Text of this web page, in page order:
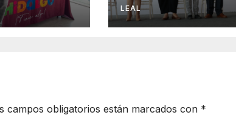
Hidalgo
LEAL
campos obligatorios están marcados con *